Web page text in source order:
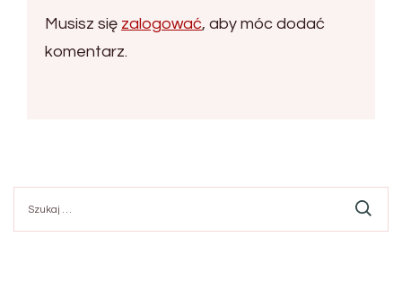
Musisz się zalogować, aby móc dodać
komentarz.